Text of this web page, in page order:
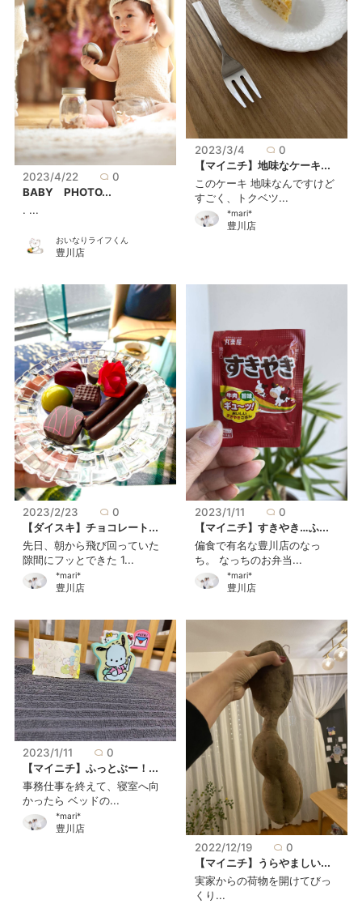
2023/4/22
0
BABY PHOTO...
. ...
おいなりライフくん
豊川店
2023/3/4
0
【マイニチ】地味なケーキ...
このケーキ 地味なんですけど
すごく、トクベツ...
*mari*
豊川店
2023/2/23
0
【ダイスキ】チョコレート...
先日、朝から飛び回っていた
隙間にフッとできた 1...
*mari*
豊川店
2023/1/11
0
【マイニチ】すきやき…ふ...
偏食で有名な豊川店のなっ
ち。 なっちのお弁当...
*mari*
豊川店
2023/1/11
0
【マイニチ】ふっとぶー！...
事務仕事を終えて、寝室へ向
かったら ベッドの...
*mari*
豊川店
2022/12/19
0
【マイニチ】うらやましい...
実家からの荷物を開けてびっ
くり...